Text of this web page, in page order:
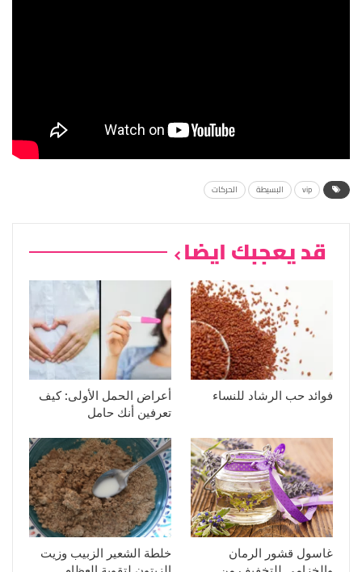
vip البسيطة الحركات
قد يعجبك ايضا
فوائد حب الرشاد للنساء
أعراض الحمل الأولى: كيف
تعرفين أنك حامل
غاسول قشور الرمان
خلطة الشعير الزبيب وزيت